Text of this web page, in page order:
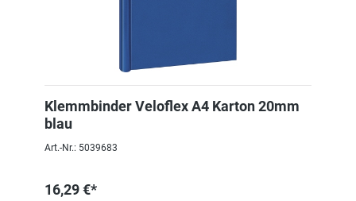
Klemmbinder Veloflex A4 Karton 20mm
blau
Art.-Nr.: 5039683
16,29 €*